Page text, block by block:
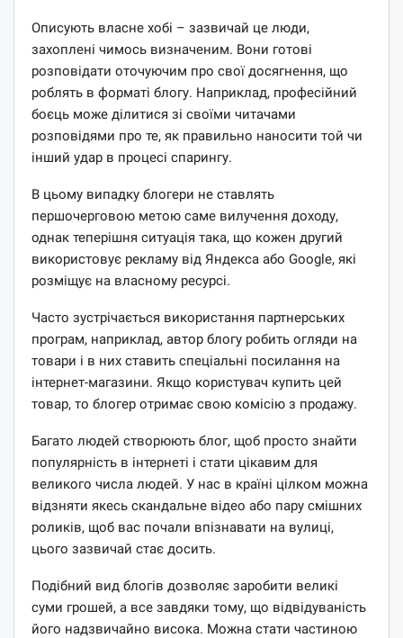
Описують власне хобі – зазвичай це люди,
захоплені чимось визначеним. Вони готові
розповідати оточуючим про свої досягнення, що
роблять в форматі блогу. Наприклад, професійний
боєць може ділитися зі своїми читачами
розповідями про те, як правильно наносити той чи
інший удар в процесі спарингу.
В цьому випадку блогери не ставлять
першочерговою метою саме вилучення доходу,
однак теперішня ситуація така, що кожен другий
використовує рекламу від Яндекса або Google, які
розміщує на власному ресурсі.
Часто зустрічається використання партнерських
програм, наприклад, автор блогу робить огляди на
товари і в них ставить спеціальні посилання на
інтернет-магазини. Якщо користувач купить цей
товар, то блогер отримає свою комісію з продажу.
Багато людей створюють блог, щоб просто знайти
популярність в інтернеті і стати цікавим для
великого числа людей. У нас в країні цілком можна
відзняти якесь скандальне відео або пару смішних
роликів, щоб вас почали впізнавати на вулиці,
цього зазвичай стає досить.
Подібний вид блогів дозволяє заробити великі
суми грошей, а все завдяки тому, що відвідуваність
його надзвичайно висока. Можна стати частиною